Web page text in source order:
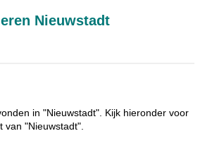
Nieuwstadt
in "Nieuwstadt". Kijk hieronder voor
van "Nieuwstadt".